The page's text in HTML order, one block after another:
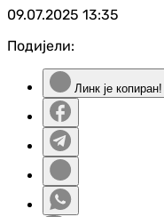
09.07.2025 13:35
Подијели:
Линк је копиран!